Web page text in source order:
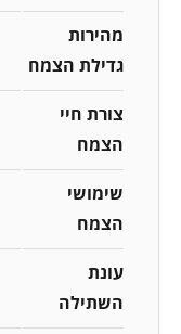
מהירות
גדילת הצמח
צורת חיי
הצמח
שימושי
הצמח
עונת
השתילה